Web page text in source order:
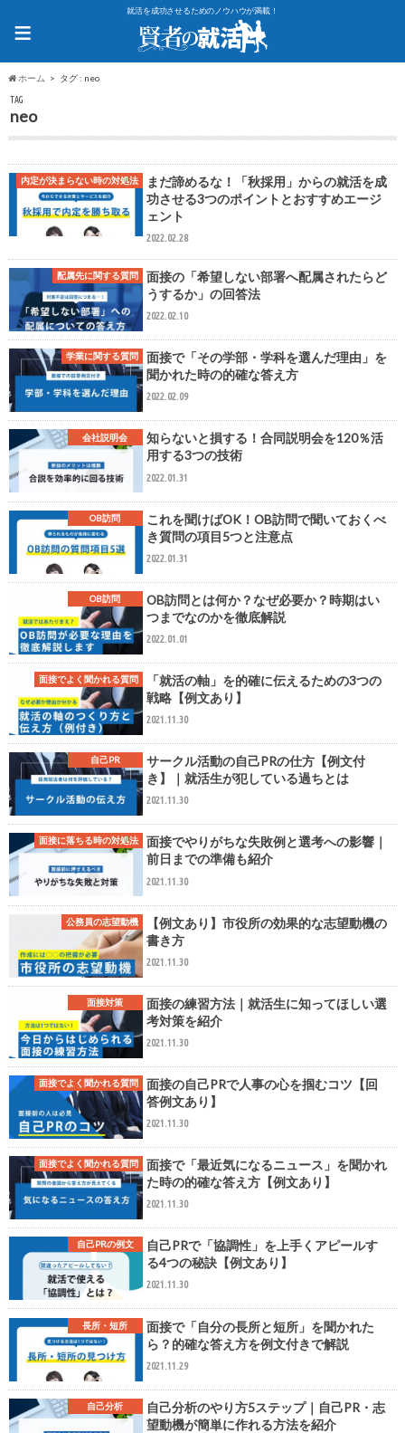
就活を成功させるためのノウハウが満載！
≡
ホーム タグ : neo
TAG
neo
内定が決まらない時の対処法
まだ諦めるな！「秋採用」からの就活を成
功させる3つのポイントとおすすめエージ
ェント
2022.02.28
配属先に関する質問
面接の「希望しない部署へ配属されたらど
うするか」の回答法
2022.02.10
学業に関する質問
面接で「その学部・学科を選んだ理由」を
聞かれた時の的確な答え方
2022.02.09
会社説明会
知らないと損する！合同説明会を120％活
用する3つの技術
2022.01.31
OB訪問
これを聞けばOK！OB訪問で聞いておくべ
き質問の項目5つと注意点
2022.01.31
OB訪問
OB訪問とは何か？なぜ必要か？時期はい
つまでなのかを徹底解説
2022.01.01
面接でよく聞かれる質問
「就活の軸」を的確に伝えるための3つの
戦略【例文あり】
2021.11.30
自己PR
サークル活動の自己PRの仕方【例文付
き】｜就活生が犯している過ちとは
2021.11.30
面接に落ちる時の対処法
面接でやりがちな失敗例と選考への影響｜
前日までの準備も紹介
2021.11.30
公務員の志望動機
【例文あり】市役所の効果的な志望動機の
書き方
2021.11.30
面接対策
面接の練習方法｜就活生に知ってほしい選
考対策を紹介
2021.11.30
面接でよく聞かれる質問
面接の自己PRで人事の心を掴むコツ【回
答例文あり】
2021.11.30
面接でよく聞かれる質問
面接で「最近気になるニュース」を聞かれ
た時の的確な答え方【例文あり】
2021.11.30
自己PRの例文
自己PRで「協調性」を上手くアピールす
る4つの秘訣【例文あり】
2021.11.30
長所・短所
面接で「自分の長所と短所」を聞かれた
ら？的確な答え方を例文付きで解説
2021.11.29
自己分析
自己分析のやり方5ステップ｜自己PR・志
望動機が簡単に作れる方法を紹介